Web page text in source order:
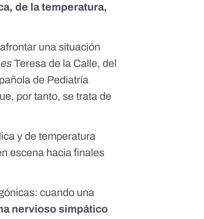
de la temperatura,
una situación
Teresa de la Calle, del
de Pediatría
por tanto, se trata de
y de temperatura
escena hacia finales
cuando una
nervioso simpático